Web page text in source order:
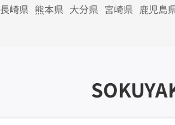
長崎県 熊本県 大分県 宮崎県 鹿児島